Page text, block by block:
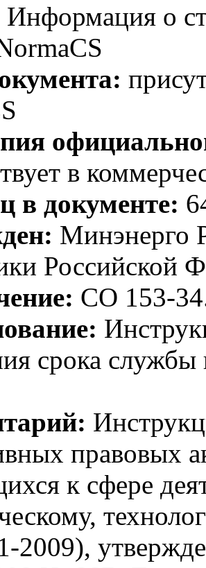
Информация о
в
в документе:
Минэнерго
Российской
СО 153-
срока службы
правовых
к сфере
2009),